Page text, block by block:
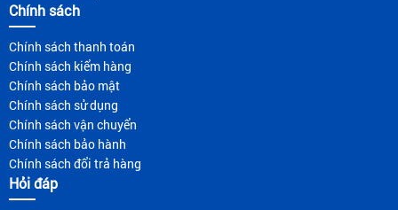
Chính sách
Chính sách thanh toán
Chính sách kiểm hàng
Chính sách bảo mật
Chính sách sử dụng
Chính sách vận chuyển
Chính sách bảo hành
Chính sách đổi trả hàng
Hỏi đáp